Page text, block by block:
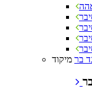
בר